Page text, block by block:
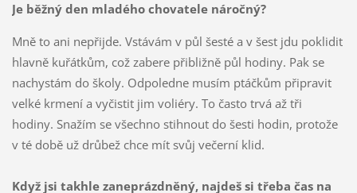
Je běžný den mladého chovatele náročný?
Mně to ani nepřijde. Vstávám v půl šesté a v šest jdu poklidit
hlavně kuřátkům, což zabere přibližně půl hodiny. Pak se
nachystám do školy. Odpoledne musím ptáčkům připravit
velké krmení a vyčistit jim voliéry. To často trvá až tři
hodiny. Snažím se všechno stihnout do šesti hodin, protože
v té době už drůbež chce mít svůj večerní klid.
Když jsi takhle zaneprázdněný, najdeš si třeba čas na